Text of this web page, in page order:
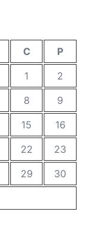
C
P
1
2
8
9
15
16
22
23
29
30